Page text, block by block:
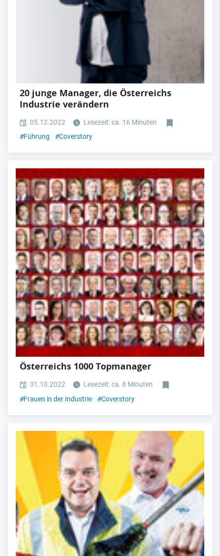
20 junge Manager, die Österreichs
Industrie verändern
05.12.2022
Lesezeit: ca. 16 Minuten
#Führung #Coverstory
Österreichs 1000 Topmanager
31.10.2022
Lesezeit: ca. 8 Minuten
#Frauen in der Industrie #Coverstory